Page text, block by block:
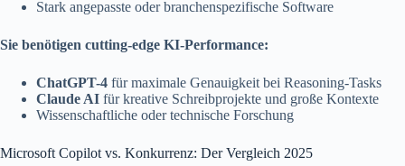
Stark angepasste oder branchenspezifische Software
Sie benötigen cutting-edge KI-Performance:
ChatGPT-4 für maximale Genauigkeit bei Reasoning-Tasks
Claude AI für kreative Schreibprojekte und große Kontexte
Wissenschaftliche oder technische Forschung
Microsoft Copilot vs. Konkurrenz: Der Vergleich 2025